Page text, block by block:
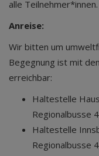
alle Teilnehmer*innen.
Anreise:
Wir bitten um
Begegnung ist mit
erreichbar:
Haltestelle
Regionalbusse
Haltestelle
Regionalbusse